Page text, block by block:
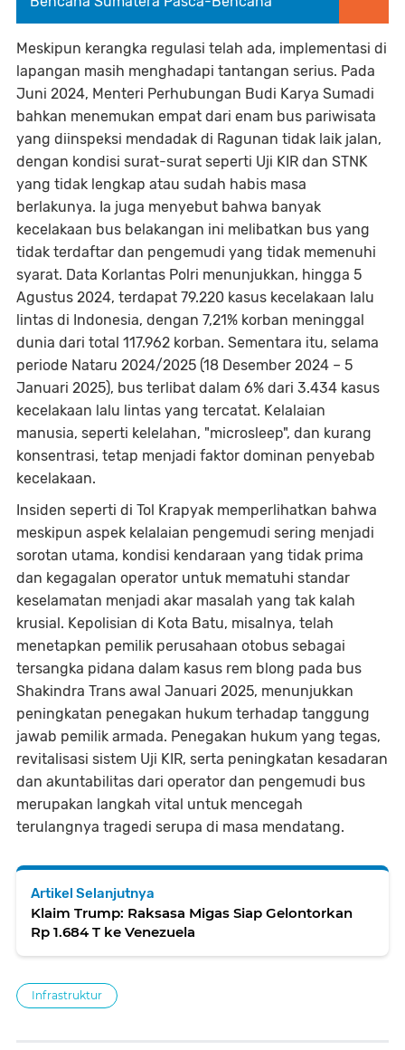
Meskipun kerangka regulasi telah ada, implementasi di
lapangan masih menghadapi tantangan serius. Pada
Juni 2024, Menteri Perhubungan Budi Karya Sumadi
bahkan menemukan empat dari enam bus pariwisata
yang diinspeksi mendadak di Ragunan tidak laik jalan,
dengan kondisi surat-surat seperti Uji KIR dan STNK
yang tidak lengkap atau sudah habis masa
berlakunya. Ia juga menyebut bahwa banyak
kecelakaan bus belakangan ini melibatkan bus yang
tidak terdaftar dan pengemudi yang tidak memenuhi
syarat. Data Korlantas Polri menunjukkan, hingga 5
Agustus 2024, terdapat 79.220 kasus kecelakaan lalu
lintas di Indonesia, dengan 7,21% korban meninggal
dunia dari total 117.962 korban. Sementara itu, selama
periode Nataru 2024/2025 (18 Desember 2024 – 5
Januari 2025), bus terlibat dalam 6% dari 3.434 kasus
kecelakaan lalu lintas yang tercatat. Kelalaian
manusia, seperti kelelahan, "microsleep", dan kurang
konsentrasi, tetap menjadi faktor dominan penyebab
kecelakaan.
Insiden seperti di Tol Krapyak memperlihatkan bahwa
meskipun aspek kelalaian pengemudi sering menjadi
sorotan utama, kondisi kendaraan yang tidak prima
dan kegagalan operator untuk mematuhi standar
keselamatan menjadi akar masalah yang tak kalah
krusial. Kepolisian di Kota Batu, misalnya, telah
menetapkan pemilik perusahaan otobus sebagai
tersangka pidana dalam kasus rem blong pada bus
Shakindra Trans awal Januari 2025, menunjukkan
peningkatan penegakan hukum terhadap tanggung
jawab pemilik armada. Penegakan hukum yang tegas,
revitalisasi sistem Uji KIR, serta peningkatan kesadaran
dan akuntabilitas dari operator dan pengemudi bus
merupakan langkah vital untuk mencegah
terulangnya tragedi serupa di masa mendatang.
Artikel Selanjutnya
Klaim Trump: Raksasa Migas Siap Gelontorkan
Rp 1.684 T ke Venezuela
Infrastruktur